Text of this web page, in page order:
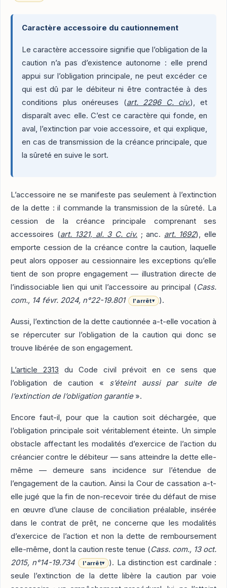
Caractère accessoire du cautionnement
Le caractère accessoire signifie que l’obligation de la
caution n’a pas d’existence autonome : elle prend
appui sur l’obligation principale, ne peut excéder ce
qui est dû par le débiteur ni être contractée à des
conditions plus onéreuses (art. 2296 C. civ.), et
disparaît avec elle. C’est ce caractère qui fonde, en
aval, l’extinction par voie accessoire, et qui explique,
en cas de transmission de la créance principale, que
la sûreté en suive le sort.
L’accessoire ne se manifeste pas seulement à l’extinction
de la dette : il commande la transmission de la sûreté. La
cession de la créance principale comprenant ses
accessoires (art. 1321, al. 3 C. civ. ; anc. art. 1692), elle
emporte cession de la créance contre la caution, laquelle
peut alors opposer au cessionnaire les exceptions qu’elle
tient de son propre engagement — illustration directe de
l’indissociable lien qui unit l’accessoire au principal (Cass.
com., 14 févr. 2024, n°22-19.801
l'arrêt▾ ).
Aussi, l’extinction de la dette cautionnée a-t-elle vocation à
se répercuter sur l’obligation de la caution qui donc se
trouve libérée de son engagement.
L’article 2313 du Code civil prévoit en ce sens que
l’obligation de caution « s’éteint aussi par suite de
l’extinction de l’obligation garantie».
Encore faut-il, pour que la caution soit déchargée, que
l’obligation principale soit véritablement éteinte. Un simple
obstacle affectant les modalités d’exercice de l’action du
créancier contre le débiteur — sans atteindre la dette elle-
même — demeure sans incidence sur l’étendue de
l’engagement de la caution. Ainsi la Cour de cassation a-t-
elle jugé que la fin de non-recevoir tirée du défaut de mise
en œuvre d’une clause de conciliation préalable, insérée
dans le contrat de prêt, ne concerne que les modalités
d’exercice de l’action et non la dette de remboursement
elle-même, dont la caution reste tenue (Cass. com., 13 oct.
2015, n°14-19.734
l'arrêt▾
). La distinction est cardinale :
seule l’extinction de la dette libère la caution par voie